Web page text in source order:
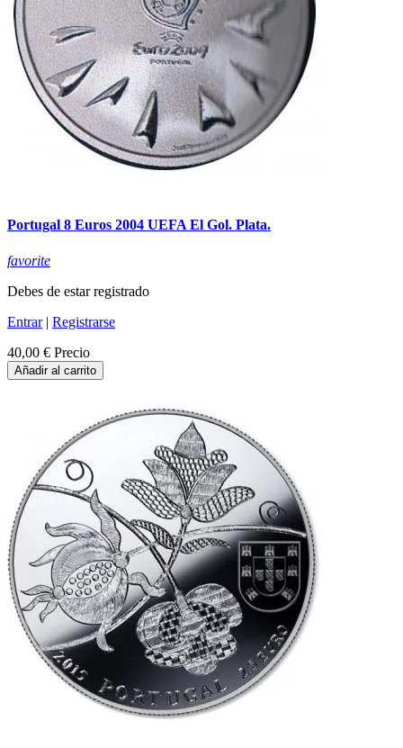
Portugal 8 Euros 2004 UEFA El Gol. Plata.
favorite
Debes de estar registrado
Entrar| Registrarse
40,00 € Precio
Añadir al carrito